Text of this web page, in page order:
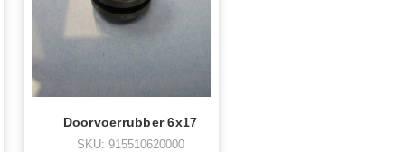
Doorvoerrubber 6x17
SKU: 915510620000